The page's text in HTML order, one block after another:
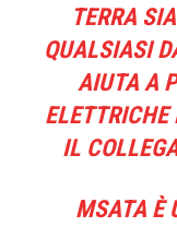
TERRA
QUALSIASI
AIUTA A
ELETTRICHE
IL
MSATA È